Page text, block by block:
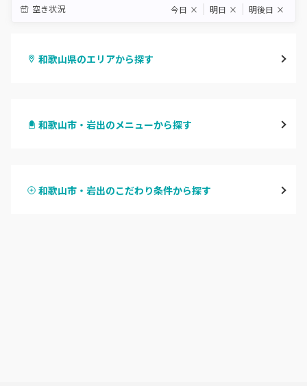
空き状況 今日 × 明日 × 明後日 ×
和歌山県のエリアから探す
海南・有田
和歌山市・岩出のメニューから探す
ハンドスカルプ
和歌山市・岩出のこだわり条件から探す